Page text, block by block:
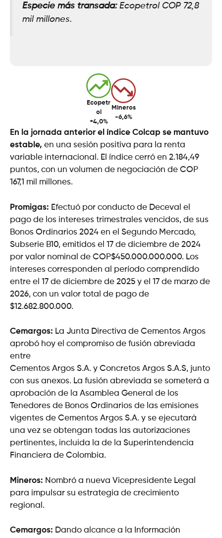
Especie más transada: Ecopetrol COP 72,8
mil millones.
Ecopetr
ol
+4,0%
Mineros
-6,6%
En la jornada anterior el índice Colcap se mantuvo
estable, en una sesión positiva para la renta
variable internacional. El índice cerró en 2.184,49
puntos, con un volumen de negociación de COP
167,1 mil millones.
Promigas: Efectuó por conducto de Deceval el
pago de los intereses trimestrales vencidos, de sus
Bonos Ordinarios 2024 en el Segundo Mercado,
Subserie B10, emitidos el 17 de diciembre de 2024
por valor nominal de COP$450.000.000.000. Los
intereses corresponden al período comprendido
entre el 17 de diciembre de 2025 y el 17 de marzo de
2026, con un valor total de pago de
$12.682.800.000.
Cemargos: La Junta Directiva de Cementos Argos
aprobó hoy el compromiso de fusión abreviada
entre
Cementos Argos S.A. y Concretos Argos S.A.S, junto
con sus anexos. La fusión abreviada se someterá a
aprobación de la Asamblea General de los
Tenedores de Bonos Ordinarios de las emisiones
vigentes de Cementos Argos S.A. y se ejecutará
una vez se obtengan todas las autorizaciones
pertinentes, incluida la de la Superintendencia
Financiera de Colombia.
Mineros: Nombró a nueva Vicepresidente Legal
para impulsar su estrategia de crecimiento
regional.
Cemargos: Dando alcance a la Información